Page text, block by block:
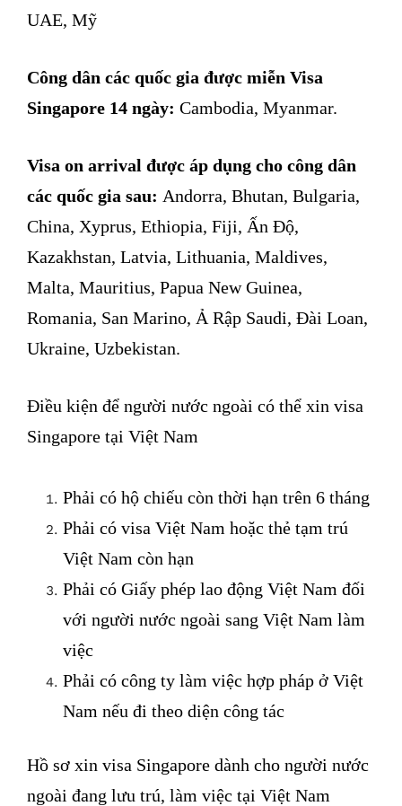
UAE, Mỹ
Công dân các quốc gia được miễn Visa
Singapore 14 ngày: Cambodia, Myanmar.
Visa on arrival được áp dụng cho công dân
các quốc gia sau: Andorra, Bhutan, Bulgaria,
China, Xyprus, Ethiopia, Fiji, Ấn Độ,
Kazakhstan, Latvia, Lithuania, Maldives,
Malta, Mauritius, Papua New Guinea,
Romania, San Marino, Ả Rập Saudi, Đài Loan,
Ukraine, Uzbekistan.
Điều kiện để người nước ngoài có thể xin visa
Singapore tại Việt Nam
Phải có hộ chiếu còn thời hạn trên 6 tháng
Phải có visa Việt Nam hoặc thẻ tạm trú
Việt Nam còn hạn
Phải có Giấy phép lao động Việt Nam đối
với người nước ngoài sang Việt Nam làm
việc
Phải có công ty làm việc hợp pháp ở Việt
Nam nếu đi theo diện công tác
Hồ sơ xin visa Singapore dành cho người nước
ngoài đang lưu trú, làm việc tại Việt Nam